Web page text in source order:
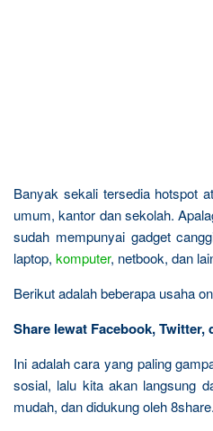
Banyak sekali tersedia hotspot
umum, kantor dan sekolah.
sudah mempunyai gadget
laptop, komputer, netbook, dan
Berikut adalah beberapa usaha
Share lewat Facebook, Twitter,
Ini adalah cara yang paling
sosial, lalu kita akan langsung
mudah, dan didukung oleh 8share.